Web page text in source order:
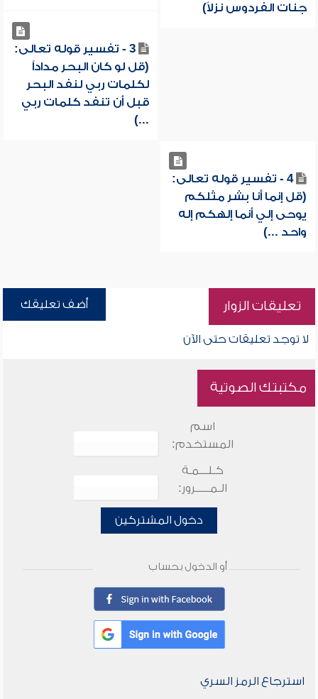
جنات الفردوس نزلاً)
3 - تفسير قوله تعالى:
(قل لو كان البحر مداداً
لكلمات ربي لنفد البحر
قبل أن تنفد كلمات ربي
...)
4 - تفسير قوله تعالى:
(قل إنما أنا بشر مثلكم
يوحى إلي أنما إلهكم إله
واحد ...)
تعليقات الزوار أضف تعليقك
لا توجد تعليقات حتى الآن
مكتبتك الصوتية
اسم
المستخدم:
كـلـــمـة
الـمـــــرور:
دخول المشتركين
أو الدخول بحساب
استرجاع الرمز السري